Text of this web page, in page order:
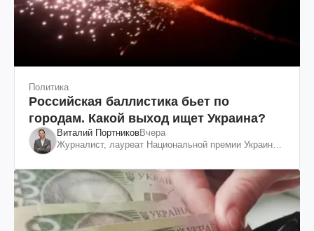
Политика
Российская баллистика бьет по
городам. Какой выход ищет Украина?
Виталий ПортниковВчера
Журналист, лауреат Национальной премии Украины